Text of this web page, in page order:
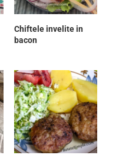
Chiftele invelite in
bacon